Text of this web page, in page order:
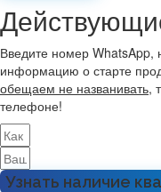
Введите номер WhatsApp,
информацию о старте
обещаем не названивать,
телефоне!
Узнать наличие